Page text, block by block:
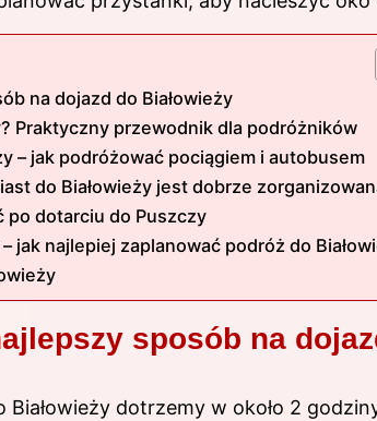
na dojazd do Białowieży
Praktyczny przewodnik dla podróżników
– jak podróżować pociągiem i autobusem
do Białowieży jest dobrze
po dotarciu do Puszczy
jak najlepiej zaplanować podróż do
sposób na
Białowieży dotrzemy w około 2